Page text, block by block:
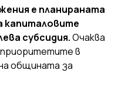
е планираната
капиталовите
субсидия.Очаква
в
общината за